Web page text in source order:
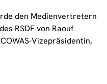
den Medienvertretern
RSDF von Raouf
Vizepräsidentin,